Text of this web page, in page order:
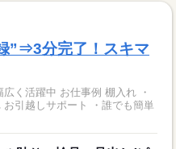
”⇒3分完了！スキマ
く活躍中 お仕事例 棚入れ ・
引越しサポート ・誰でも簡単